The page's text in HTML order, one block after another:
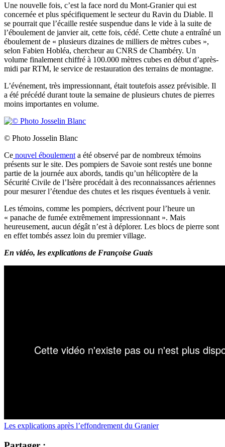
Une nouvelle fois, c’est la face nord du Mont-Granier qui est
concernée et plus spécifiquement le secteur du Ravin du Diable. Il
se pourrait que l’écaille restée suspendue dans le vide à la suite de
l’éboulement de janvier ait, cette fois, cédé. Cette chute a entraîné un
éboulement de « plusieurs dizaines de milliers de mètres cubes »,
selon Fabien Hobléa, chercheur au CNRS de Chambéry. Un
volume finalement chiffré à 100.000 mètres cubes en début d’après-
midi par RTM, le service de restauration des terrains de montagne.
L’événement, très impressionnant, était toutefois assez prévisible. Il
a été précédé durant toute la semaine de plusieurs chutes de pierres
moins importantes en volume.
© Photo Josselin Blanc
Ce nouvel éboulement a été observé par de nombreux témoins
présents sur le site. Des pompiers de Savoie sont restés une bonne
partie de la journée aux abords, tandis qu’un hélicoptère de la
Sécurité Civile de l’Isère procédait à des reconnaissances aériennes
pour mesurer l’étendue des chutes et les risques éventuels à venir.
Les témoins, comme les pompiers, décrivent pour l’heure un
« panache de fumée extrêmement impressionnant ». Mais
heureusement, aucun dégât n’est à déplorer. Les blocs de pierre sont
en effet tombés assez loin du premier village.
En vidéo, les explications de Françoise Guais
Les explications après l’effondrement du Granier